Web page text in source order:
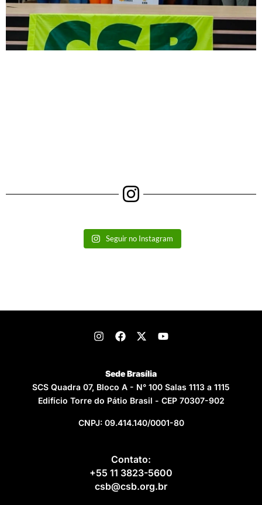
Seguir no Instagram
Sede Brasília
SCS Quadra 07, Bloco A - N° 100 Salas 1113 a 1115
Edifício Torre do Pátio Brasil - CEP 70307-902
CNPJ: 09.414.140/0001-80
Contato:
+55 11 3823-5600
csb@csb.org.br